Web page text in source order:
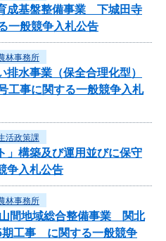
成基盤整備事業 下城田寺
一般競争入札公告
林事務所
排水事業（保全合理化型）
工事に関する一般競争入札
活政策課
」構築及び運用並びに保守
争入札公告
林事務所
山間地域総合整備事業 関北
工事 に関する一般競争